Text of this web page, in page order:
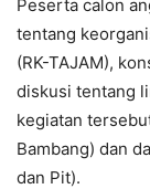
Peserta calon
tentang
(RK-TAJAM),
diskusi tentang
kegiatan
Bambang) dan
dan Pit).